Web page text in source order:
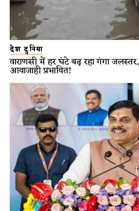
देश दुनिया
वाराणसी में हर घंटे बढ़ रहा गंगा
आवाजाही प्रभावित!